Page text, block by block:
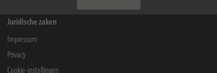
Juridische zaken
Impressum
Privacy
Cookie-instellingen